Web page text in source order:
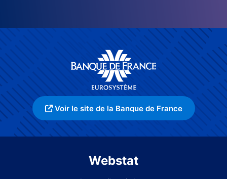
Voir le site de la Banque de France
Webstat